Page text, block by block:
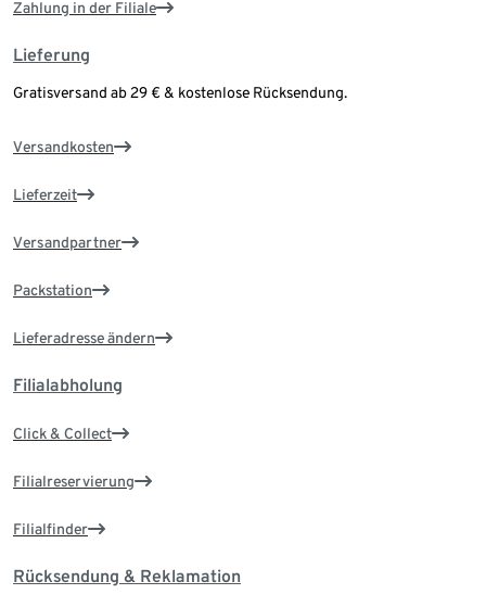
Zahlung in der Filiale
Lieferung
Gratisversand ab 29 € & kostenlose Rücksendung.
Versandkosten
Lieferzeit
Versandpartner
Packstation
Lieferadresse ändern
Filialabholung
Click & Collect
Filialreservierung
Filialfinder
Rücksendung & Reklamation